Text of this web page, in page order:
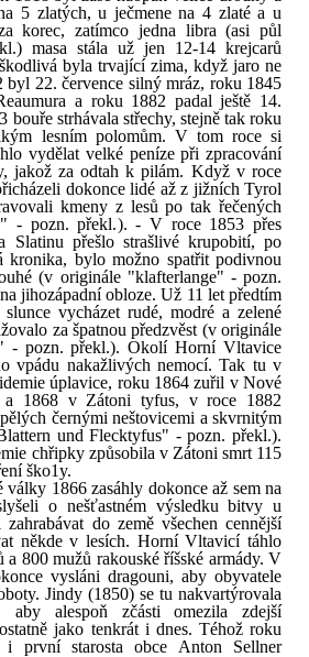
5 zlatých, u ječmene na 4 zlaté a u
korec, zatímco jedna libra (asi půl
masa stála už jen 12-14 krejcarů
byla trvající zima, když jaro ne
byl 22. července silný mráz, roku 1845
a roku 1882 padal ještě 14.
bouře strhávala střechy, stejně tak roku
lesním polomům. V tom roce si
vydělat velké peníze při zpracování
jakož za odtah k pilám. Když v roce
dokonce lidé až z jižních Tyrol
kmeny z lesů po tak řečených
- pozn. překl.). - V roce 1853 přes
Slatinu přešlo strašlivé krupobití, po
kronika, bylo možno spatřit podivnou
(v originále "klafterlange" - pozn.
jihozápadní obloze. Už 11 let předtím
vycházet rudé, modré a zelené
za špatnou předzvěst (v originále
- pozn. překl.). Okolí Horní Vltavice
vpádu nakažlivých nemocí. Tak tu v
úplavice, roku 1864 zuřil v Nové
a 1868 v Zátoni tyfus, v roce 1882
černými neštovicemi a skvrnitým
und Flecktyfus" - pozn. překl.).
chřipky způsobila v Zátoni smrt 115
ško1y.
1866 zasáhly dokonce až sem na
o nešťastném výsledku bitvy u
do země všechen cennější
někde v lesích. Horní Vltavicí táhlo
a 800 mužů rakouské říšské armády. V
vysláni dragouni, aby obyvatele
Jindy (1850) se tu nakvartýrovala
aby alespoň zčásti omezila zdejší
jako tenkrát i dnes. Téhož roku
i první starosta obce Anton Sellner